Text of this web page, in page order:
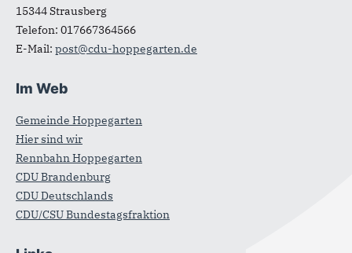
15344Strausberg
Telefon: 017667364566
E-Mail: post@cdu-hoppegarten.de
Im Web
Gemeinde Hoppegarten
Hier sind wir
Rennbahn Hoppegarten
CDU Brandenburg
CDU Deutschlands
CDU/CSU Bundestagsfraktion